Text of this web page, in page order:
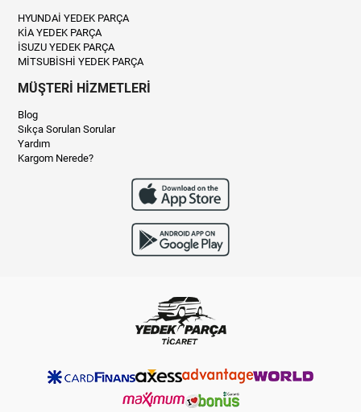
HYUNDAİ YEDEK PARÇA
KİA YEDEK PARÇA
İSUZU YEDEK PARÇA
MİTSUBİSHİ YEDEK PARÇA
MÜŞTERİ HİZMETLERİ
Blog
Sıkça Sorulan Sorular
Yardım
Kargom Nerede?